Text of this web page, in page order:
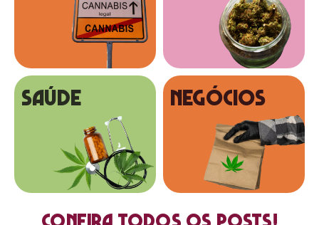
SAÚDE NEGÓCIOS